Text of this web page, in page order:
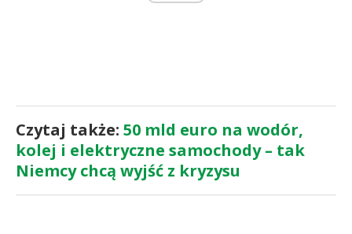
Czytaj także: 50 mld euro na wodór,
kolej i elektryczne samochody – tak
Niemcy chcą wyjść z kryzysu